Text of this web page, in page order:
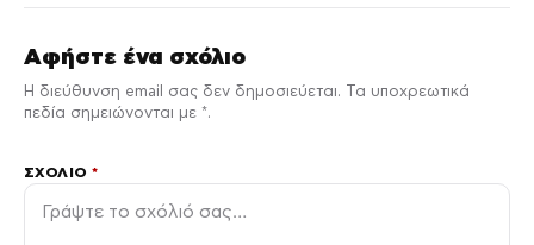
Αφήστε ένα σχόλιο
Η διεύθυνση email σας δεν δημοσιεύεται. Τα υποχρεωτικά
πεδία σημειώνονται με *.
ΣΧΌΛΙΟ*